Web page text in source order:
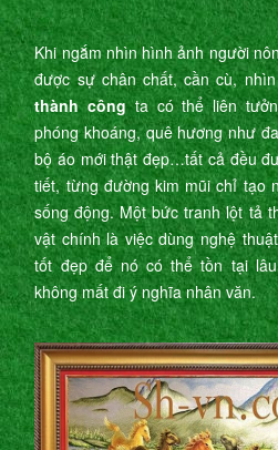
Khi ngắm nhìn hình ảnh người
được sự chân chất, cần cù,
thành côngta có thể liên
phóng khoáng, quê hương như
bộ áo mới thật đẹp…tất cả đều
tiết, từng đường kim mũi chỉ tạo
sống động. Một bức tranh lột tả
vật chính là việc dùng nghệ
tốt đẹp để nó có thể tồn tại
không mất đi ý nghĩa nhân văn.